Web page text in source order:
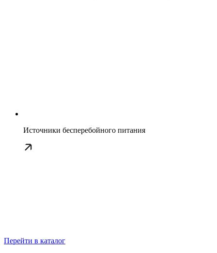
Источники бесперебойного питания
Перейти в каталог